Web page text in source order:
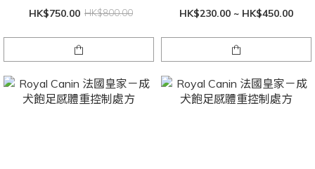
HK$750.00 HK$800.00 HK$230.00 ~ HK$450.00